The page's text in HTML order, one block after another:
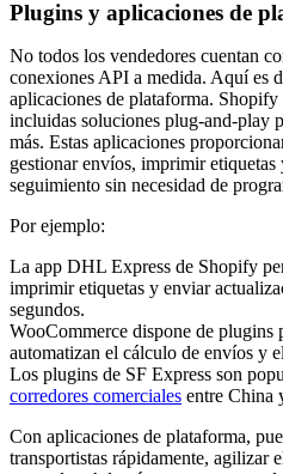
Plugins y aplicaciones de
No todos los vendedores cuentan
conexiones API a medida. Aquí es
aplicaciones de plataforma.
incluidas soluciones plug-and-play
más. Estas aplicaciones
gestionar envíos, imprimir etiquetas
seguimiento sin necesidad de
Por ejemplo:
La app DHL Express de Shopify
imprimir etiquetas y enviar
segundos.
WooCommerce dispone de plugins
automatizan el cálculo de envíos y
Los plugins de SF Express son
corredores comerciales entre China
Con aplicaciones de plataforma,
transportistas rápidamente, agilizar